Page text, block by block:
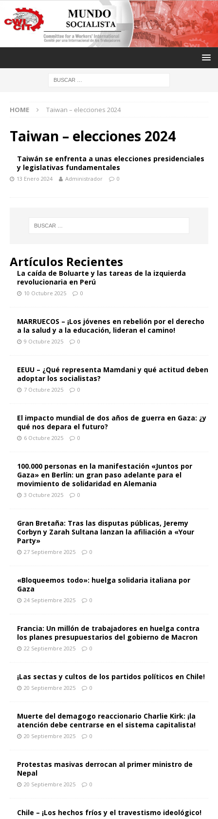
HOME Taiwan – elecciones 2024
Taiwan – elecciones 2024
Taiwán se enfrenta a unas elecciones presidenciales
y legislativas fundamentales
13 Enero 2024 Administrador 0
Artículos Recientes
La caída de Boluarte y las tareas de la izquierda
revolucionaria en Perú
10 Octubre 2025 0
MARRUECOS – ¡Los jóvenes en rebelión por el derecho
a la salud y a la educación, lideran el camino!
9 Octubre 2025 0
EEUU – ¿Qué representa Mamdani y qué actitud deben
adoptar los socialistas?
7 Octubre 2025 0
El impacto mundial de dos años de guerra en Gaza: ¿y
qué nos depara el futuro?
6 Octubre 2025 0
100.000 personas en la manifestación «Juntos por
Gaza» en Berlín: un gran paso adelante para el
movimiento de solidaridad en Alemania
3 Octubre 2025 0
Gran Bretaña: Tras las disputas públicas, Jeremy
Corbyn y Zarah Sultana lanzan la afiliación a «Your
Party»
27 Septiembre 2025 0
«Bloqueemos todo»: huelga solidaria italiana por
Gaza
24 Septiembre 2025 0
Francia: Un millón de trabajadores en huelga contra
los planes presupuestarios del gobierno de Macron
22 Septiembre 2025 0
¡Las sectas y cultos de los partidos políticos en Chile!
20 Septiembre 2025 0
Muerte del demagogo reaccionario Charlie Kirk: ¡la
atención debe centrarse en el sistema capitalista!
20 Septiembre 2025 0
Protestas masivas derrocan al primer ministro de
Nepal
20 Septiembre 2025 0
Chile – ¡Los hechos fríos y el travestismo ideológico!